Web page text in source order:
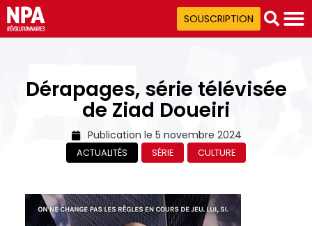
SOUSCRIPTION
Dérapages, série télévisée
de Ziad Doueiri
Publication le 5 novembre 2024
ACTUALITÉS SÉRIE CULTURE